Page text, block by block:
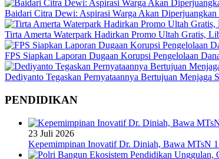
Baidari Citra Dewi: Aspirasi Warga Akan
Tirta Amerta Waterpark Hadirkan Promo Ultah Gratis,
FPS Siapkan Laporan Dugaan Korupsi Pengelolaan
Dediyanto Tegaskan Pernyataannya Bertujuan Menjaga
PENDIDIKAN
23 Juli 2026
Kepemimpinan Inovatif Dr. Diniah, Bawa MTsN